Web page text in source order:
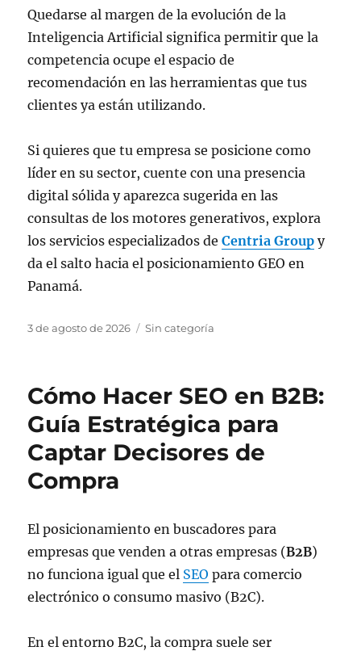
Quedarse al margen de la evolución de la
Inteligencia Artificial significa permitir que la
competencia ocupe el espacio de
recomendación en las herramientas que tus
clientes ya están utilizando.
Si quieres que tu empresa se posicione como
líder en su sector, cuente con una presencia
digital sólida y aparezca sugerida en las
consultas de los motores generativos, explora
los servicios especializados deCentria Group y
da el salto hacia el posicionamiento GEO en
Panamá.
Publicado
3 de agosto de 2026 Categorías
Sin categoría
Cómo Hacer SEO en B2B:
Guía Estratégica para
Captar Decisores de
Compra
El posicionamiento en buscadores para
empresas que venden a otras empresas (B2B)
no funciona igual que el SEO para comercio
electrónico o consumo masivo (B2C).
En el entorno B2C, la compra suele ser